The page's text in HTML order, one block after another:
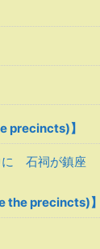
precincts)】
に 石祠が鎮座
the precincts)】